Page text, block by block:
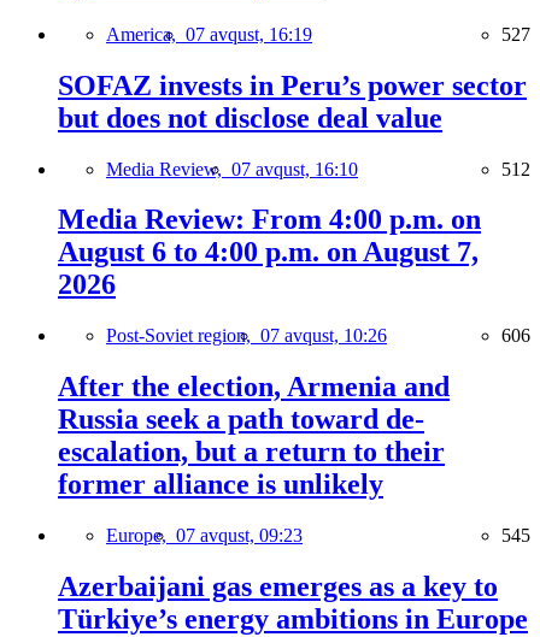
America, 07 avqust, 16:19 527
SOFAZ invests in Peru’s power sector
but does not disclose deal value
Media Review, 07 avqust, 16:10 512
Media Review: From 4:00 p.m. on
August 6 to 4:00 p.m. on August 7,
2026
Post-Soviet region, 07 avqust, 10:26 606
After the election, Armenia and
Russia seek a path toward de-
escalation, but a return to their
former alliance is unlikely
Europe, 07 avqust, 09:23 545
Azerbaijani gas emerges as a key to
Türkiye’s energy ambitions in Europe